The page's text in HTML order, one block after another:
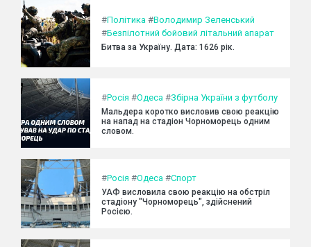
#Політика #Володимир Зеленський
#Безпілотний бойовий літальний апарат
Битва за Україну. Дата: 1626 рік.
#Росія #Одеса #Збірна України з футболу
Мальдера коротко висловив свою реакцію
на напад на стадіон Чорноморець одним
словом.
#Росія #Одеса #Спорт
УАФ висловила свою реакцію на обстріл
стадіону "Чорноморець", здійснений
Росією.